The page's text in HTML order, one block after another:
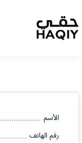
الأسم
رقم الهاتف